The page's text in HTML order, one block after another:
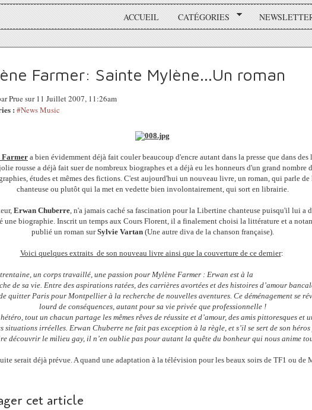
ACCUEIL CATÉGORIES
Farmer: Sainte Mylène...Un roman
Prue sur 11 Juillet 2007, 11:26am
: #News Music
Farmera bien évidemment déjà fait couler beaucoup d'encre autant dans la presse que dans des
rousse a déjà fait suer de nombreux biographes et a déjà eu les honneurs d'un grand nombre
études et mêmes des fictions. C'est aujourd'hui un nouveau livre, un roman, qui parle de
chanteuse ou plutôt qui la met en vedette bien involontairement, qui sort en librairie.
Erwan Chuberre, n'a jamais caché sa fascination pour la Libertine chanteuse puisqu'il lui a
une biographie. Inscrit un temps aux Cours Florent, il a finalement choisi la littérature et a
publié un roman surSylvie Vartan(Une autre diva de la chanson française).
Voici quelques extraits de son nouveau livre ainsi que la couverture de ce dernier:
un corps travaillé, une passion pour Mylène Farmer : Erwan est à la
de sa vie. Entre des aspirations ratées, des carrières avortées et des histoires d’amour
quitter Paris pour Montpellier à la recherche de nouvelles aventures. Ce déménagement se
lourd de conséquences, autant pour sa vie privée que professionnelle !
tout un chacun partage les mêmes rêves de réussite et d’amour, des amis pittoresques et
situations irréelles. Erwan Chuberre ne fait pas exception à la règle, et s’il se sert de son
découvrir le milieu gay, il n’en oublie pas pour autant la quête du bonheur qui nous anime
serait déjà prévue. A quand une adaptation à la télévision pour les beaux soirs de TF1 ou de
cet article